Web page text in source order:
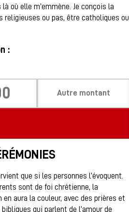
où elle m’emmène. Je conçois la
ou pas, être catholiques ou
:
Autre montant
que si les personnes l’évoquent.
sont de foi chrétienne, la
en aura la couleur, avec des prières et
qui parlent de l’amour de